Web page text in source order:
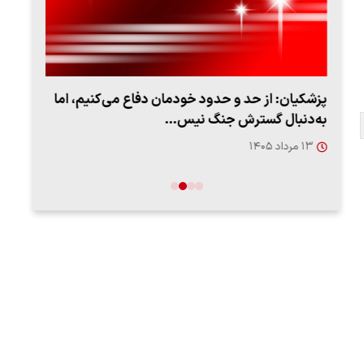
پزشکیان: از حد و حدود خودمان دفاع می‌کنیم، اما
به‌دنبال گسترش جنگ نیس…
۱۳ مرداد ۱۴۰۵